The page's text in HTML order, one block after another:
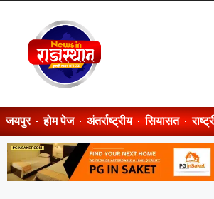
जयपुर होम पेज अंतर्राष्ट्रीय सियासत